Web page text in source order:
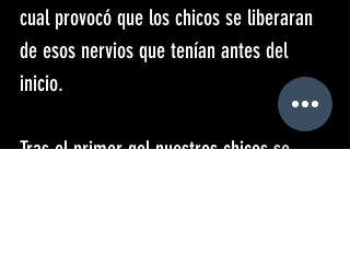
cual provocó que los chicos se liberaran
de esos nervios que tenían antes del
inicio.
Tras el primer gol nuestros chicos se